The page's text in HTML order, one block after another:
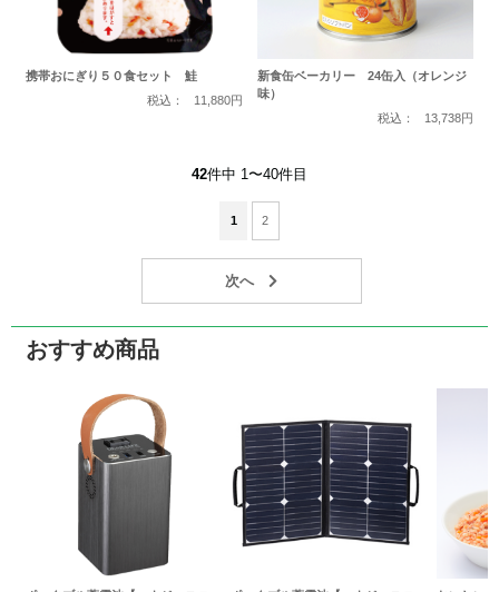
携帯おにぎり５０食セット 鮭
税込：
11,880円
新食缶ベーカリー 24缶入（オレンジ
味）
税込：
13,738円
42件中 1〜40件目
1 2
おすすめ商品